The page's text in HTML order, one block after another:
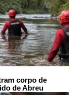
corpo de
de Abreu